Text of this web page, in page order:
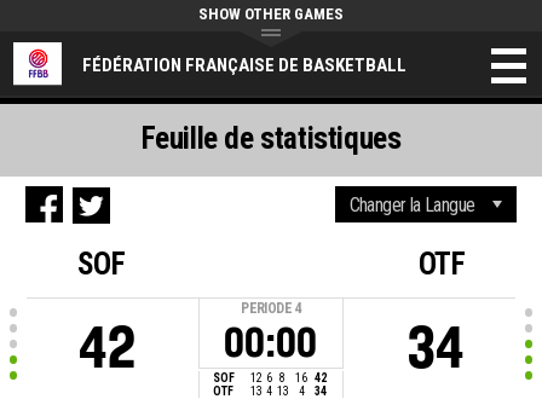
FÉDÉRATION FRANÇAISE DE BASKETBALL
SHOW OTHER GAMES
SOF
42
PERIODE 4
00:00
SOF 12 6 8 16 42
OTF
13 4 13 4 34
OTF
34
Feuille de statistiques